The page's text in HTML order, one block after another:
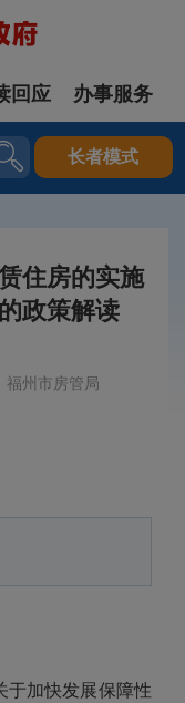
登录
回应 办事服务
长者模式
住房的实施
政策解读
福州市房管局
加快发展保障性